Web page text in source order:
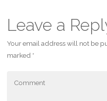
Leave a
Your email address will not be
marked *